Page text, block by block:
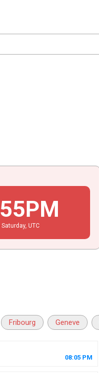
55PM
Saturday, UTC
Fribourg Geneve
08:05 PM